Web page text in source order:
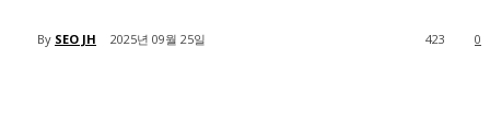
By SEO JH 2025년 09월 25일 0
423